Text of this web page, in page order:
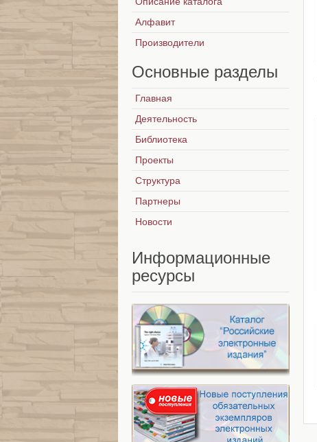
Алфавит
Производители
Основные разделы
Главная
Деятельность
Библиотека
Проекты
Структура
Партнеры
Новости
Информационные
ресурсы